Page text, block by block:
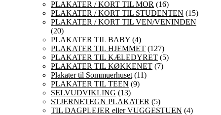
PLAKATER / KORT TIL MOR (16)
PLAKATER / KORT TIL STUDENTEN (15)
PLAKATER / KORT TIL VEN/VENINDEN
(20)
PLAKATER TIL BABY (4)
PLAKATER TIL HJEMMET (127)
PLAKATER TIL KÆLEDYRET (5)
PLAKATER TIL KØKKENET (7)
Plakater til Sommuerhuset (11)
PLAKATER TIL TEEN (9)
SELVUDVIKLING (13)
STJERNETEGN PLAKATER (5)
TIL DAGPLEJER eller VUGGESTUEN (4)